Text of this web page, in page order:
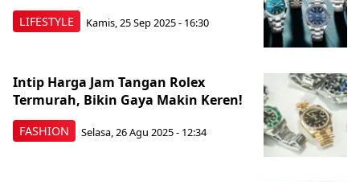
LIFESTYLE Kamis, 25 Sep 2025 - 16:30
FASHION
Intip Harga Jam Tangan Rolex
Termurah, Bikin Gaya Makin Keren!
Selasa, 26 Agu 2025 - 12:34